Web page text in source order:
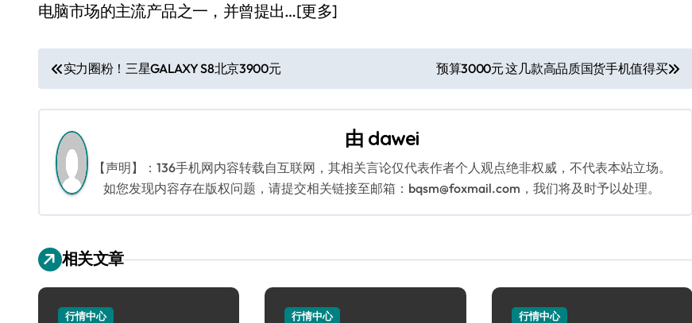
电脑市场的主流产品之一，并曾提出…[更多]
文
章
导
航
实力圈粉！三星GALAXY S8北京3900元 预算3000元 这几款高品质国货手机值得买
由 dawei
【声明】：136手机网内容转载自互联网，其相关言论仅代表作者个人观点绝非权威，不代表本站立场。
如您发现内容存在版权问题，请提交相关链接至邮箱：bqsm@foxmail.com，我们将及时予以处理。
相关文章
行情中心 行情中心 行情中心